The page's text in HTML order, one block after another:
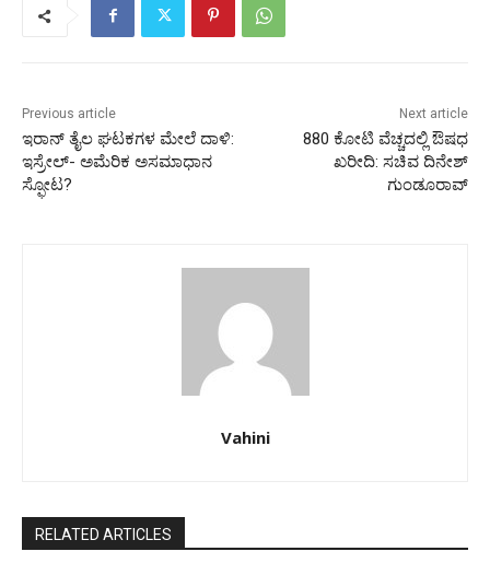
Previous article
ಇರಾನ್ ತೈಲ ಘಟಕಗಳ ಮೇಲೆ ದಾಳಿ:
ಇಸ್ರೇಲ್- ಅಮೆರಿಕ ಅಸಮಾಧಾನ
ಸ್ಫೋಟ?
Next article
880 ಕೋಟಿ ವೆಚ್ಚದಲ್ಲಿ ಔಷಧ
ಖರೀದಿ: ಸಚಿವ ದಿನೇಶ್
ಗುಂಡೂರಾವ್
Vahini
RELATED ARTICLES